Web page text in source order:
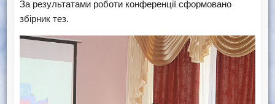
За результатами роботи конференції сформовано
збірник тез.